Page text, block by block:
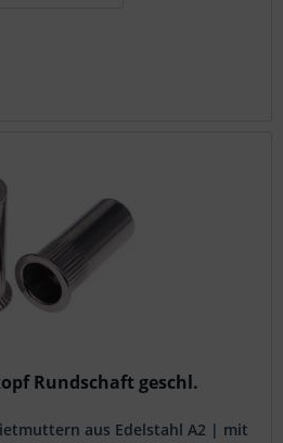
Rundschaft geschl.
aus Edelstahl A2 | mit